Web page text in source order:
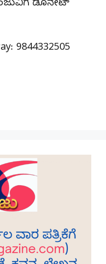
ಡೊನೇಟ್‌
9844332505